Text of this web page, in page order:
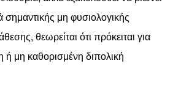
σημαντικής μη φυσιολογικής
θεωρείται ότι πρόκειται για
ή μη καθορισμένη διπολική